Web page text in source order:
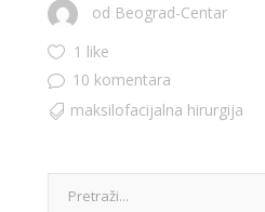
od Beograd-Centar
1 like
10 komentara
maksilofacijalna hirurgija